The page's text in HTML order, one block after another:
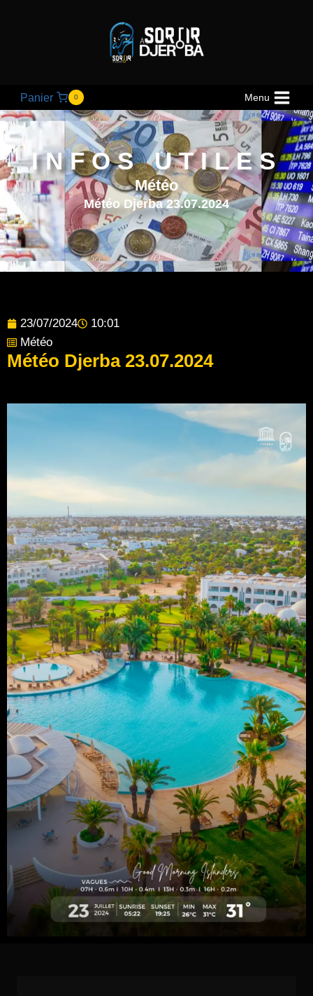
Panier 0 Menu
INFOS UTILES
Météo
Météo Djerba 23.07.2024
23/07/2024
10:01
Météo
Météo Djerba 23.07.2024